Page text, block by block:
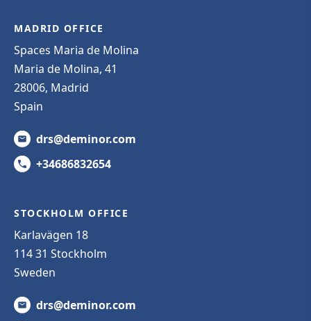
MADRID OFFICE
Spaces Maria de Molina
Maria de Molina, 41
28006, Madrid
Spain
drs@deminor.com
+34686832654
STOCKHOLM OFFICE
Karlavägen 18
114 31 Stockholm
Sweden
drs@deminor.com